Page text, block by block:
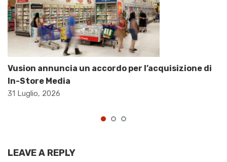
Vusion annuncia un accordo per l’acquisizione di
In-Store Media
31 Luglio, 2026
LEAVE A REPLY